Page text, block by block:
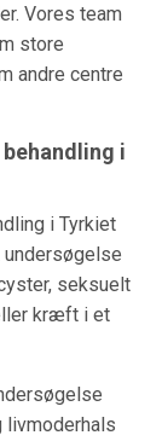
Vores team
store
andre centre
i
i Tyrkiet
seksuelt
kræft i et
livmoderhals